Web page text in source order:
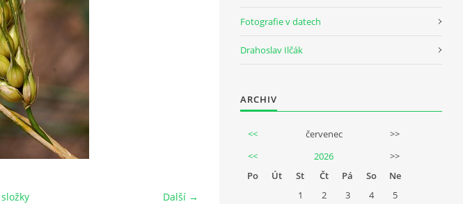
Další →
Fotografie v datech
Drahoslav Ilčák
ARCHIV
<< červenec
>>
<<
2026
>>
Po
Út St Čt Pá So
Ne
1
2 3 4
5